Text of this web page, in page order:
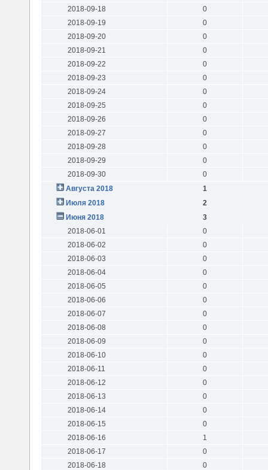
2018-09-18
0
2018-09-19
0
2018-09-20
0
2018-09-21
0
2018-09-22
0
2018-09-23
0
2018-09-24
0
2018-09-25
0
2018-09-26
0
2018-09-27
0
2018-09-28
0
2018-09-29
0
2018-09-30
0
Августа 2018
1
Июля 2018
2
Июня 2018
3
2018-06-01
0
2018-06-02
0
2018-06-03
0
2018-06-04
0
2018-06-05
0
2018-06-06
0
2018-06-07
0
2018-06-08
0
2018-06-09
0
2018-06-10
0
2018-06-11
0
2018-06-12
0
2018-06-13
0
2018-06-14
0
2018-06-15
0
2018-06-16
1
2018-06-17
0
2018-06-18
0